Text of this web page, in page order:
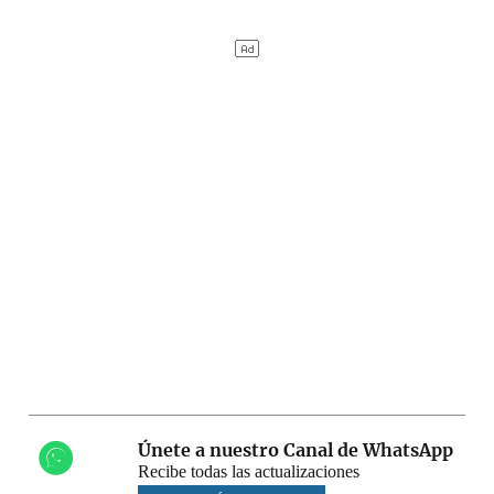
Únete a nuestro Canal de WhatsApp
Recibe todas las actualizaciones